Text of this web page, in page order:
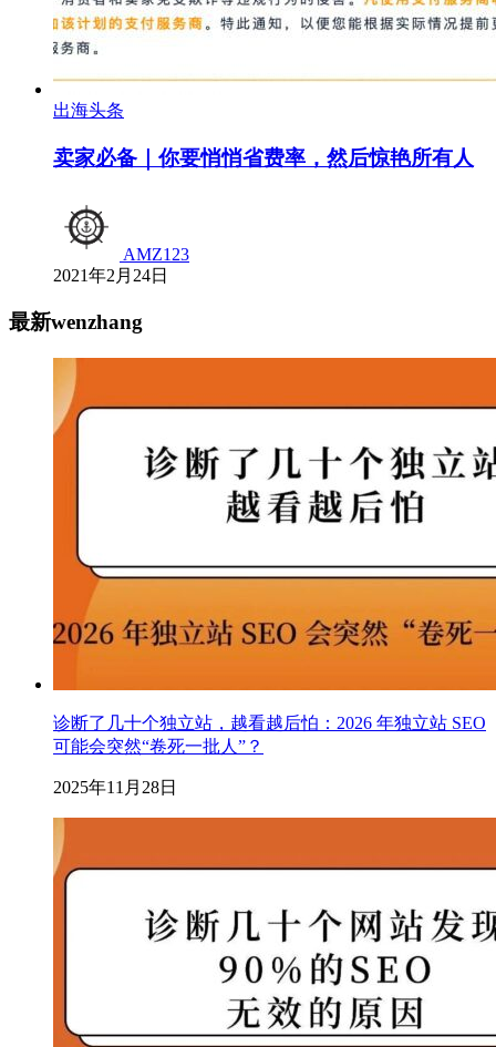
出海头条
卖家必备｜你要悄悄省费率，然后惊艳所有人
AMZ123
2021年2月24日
最新wenzhang
诊断了几十个独立站，越看越后怕：2026 年独立站 SEO
可能会突然“卷死一批人”？
2025年11月28日